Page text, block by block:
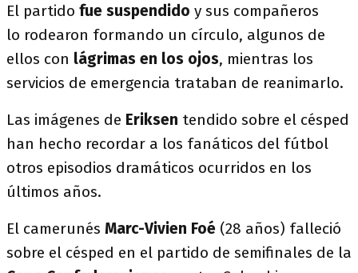
El partido fue suspendido y sus compañeros
lo rodearon formando un círculo, algunos de
ellos con lágrimas en los ojos, mientras los
servicios de emergencia trataban de reanimarlo.
Las imágenes de Eriksen tendido sobre el césped
han hecho recordar a los fanáticos del fútbol
otros episodios dramáticos ocurridos en los
últimos años.
El camerunés Marc-Vivien Foé (28 años) falleció
sobre el césped en el partido de semifinales de la